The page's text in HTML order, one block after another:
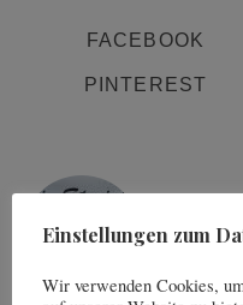
FACEBOOK
PINTEREST
Einstellungen zum
Wir verwenden Cookies,